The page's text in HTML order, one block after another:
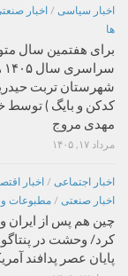
اخبار سیاسی / اخبار
ها
برای هفتمین سال
شهرستان تربت
کدکن و بایگ ) توسط
مهدی مروج
مرداد ۱۷, ۱۴۰۵
اخبار اجتماعی / اخبار
اخبار صنعتی / مطبوعات و
چین هم پس از ایران
پایان عصر پدافند